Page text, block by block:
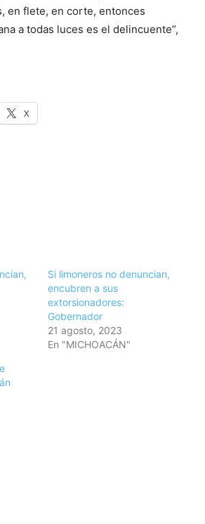
en flete, en corte, entonces
a todas luces es el delincuente”,
X
Si limoneros no denuncian,
encubren a sus
extorsionadores:
Gobernador
21 agosto, 2023
En "MICHOACÁN"